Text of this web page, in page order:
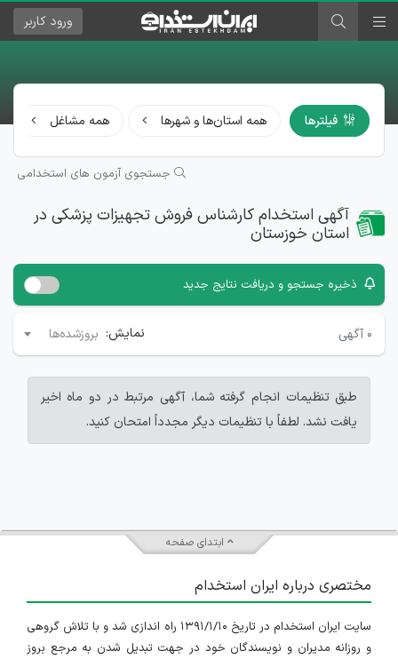
ورود کاربر
فیلترها همه استان‌ها و شهرها همه مشاغل
جستجوی آزمون های استخدامی
آگهی استخدام کارشناس فروش تجهیزات پزشکی در
استان خوزستان
ذخیره جستجو و دریافت نتایج جدید
۰ آگهی نمایش: بروزشده‌ها
طبق تنظیمات انجام گرفته شما، آگهی مرتبط در دو ماه اخیر
یافت نشد. لطفاً با تنظیمات دیگر مجدداً امتحان کنید.
ابتدای صفحه
مختصری درباره ایران استخدام
سایت ایران استخدام در تاریخ ۱۳۹۱/۱/۱۰ راه اندازی شد و با تلاش گروهی
و روزانه مدیران و نویسندگان خود در جهت تبدیل شدن به مرجع بروز